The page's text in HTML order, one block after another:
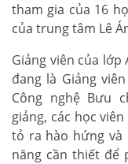
tham gia của 16
của trung tâm Lê
Giảng viên của lớp
đang là Giảng
Công nghệ Bưu
giảng, các học
tỏ ra hào hứng và
năng cần thiết để